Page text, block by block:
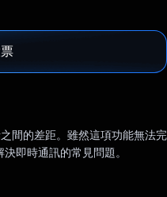
間的差距。雖然這項功能無法完
即時通訊的常見問題。